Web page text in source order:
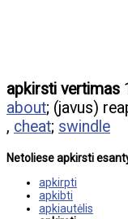
apkirsti vertimas
about; (javus)
, cheat; swindle
Netoliese apkirsti
apkirpti
apkibti
apkiautėlis